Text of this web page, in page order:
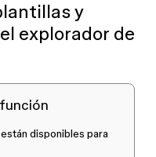
y
explorador de
disponibles para